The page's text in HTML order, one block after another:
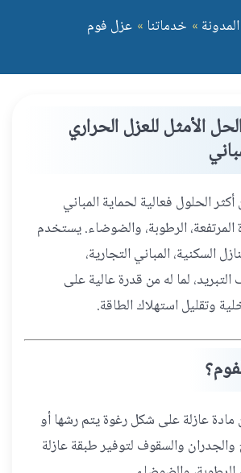
المدونة خدماتنا عزل فوم
الأمثل للعزل الحراري
الحلول فعالية لحماية المباني
المرتفعة، الرطوبة، والضوضاء. يستخدم
السكنية، المباني التجارية،
لما له من قدرة عالية على
وتقليل استهلاك الطاقة.
مادة عازلة على شكل رغوة يتم رشها أو
والسقوف لتوفير طبقة عازلة